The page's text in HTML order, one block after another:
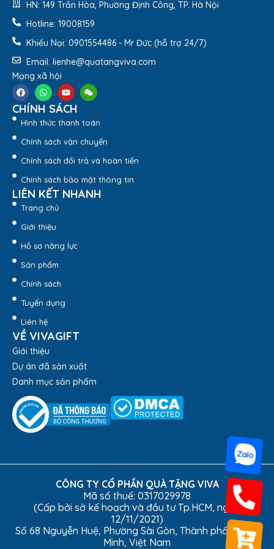
Phong cách
đại, Sắc việt
Thương hiệu Minh Long I
Mã sản phẩm
Sản phẩm bao gồm Chỉ bạch kim và Trắng ngà nhằm đáp
ứng đa dạng sở thích và nhu cầu sử dụng của gia chủ.
Bộ trà 0.7 L bao gồm:
– 01 bình trà 0.7 L + Nắp
– 06 tách 0.11 L
– 06 dĩa lót tách 13 cm
Bộ Ấm Trà Minh Long quà tặng in logo
hàng yêu thích vì tính đơn giản và đầy tinh tế của nó. Vì vậy,
thường được lựa chọn in logo ý nghĩa làm quà tặng người
quan trọng.
HN: 149 Trần Hòa, Phường Định Công, TP. Hà Nội
Hotline: 19008159
Khiếu Nại: 0901554486 - Mr Đức (hỗ trợ 24/7)
Email: lienhe@quatangviva.com
Mạng xã hội
CHÍNH SÁCH
Hình thức thanh toán
Chính sách vận chuyển
Chính sách đổi trả và hoàn tiền
Chính sách bảo mật thông tin
LIÊN KẾT NHANH
Trang chủ
Giới thiệu
Hồ sơ năng lực
Sản phẩm
Chính sách
Tuyển dụng
Liên hệ
VỀ VIVAGIFT
Giới thiệu
Dự án đã sản xuất
Danh mục sản phẩm
CÔNG TY CỔ PHẦN QUÀ TẶNG VIVA
Mã số thuế: 0317029978
(Cấp bởi sở kế hoạch và đầu tư Tp.HCM, ngày
12/11/2021)
Số 68 Nguyễn Huệ, Phường Sài Gòn, Thành phố Hồ Chí
Minh, Việt Nam